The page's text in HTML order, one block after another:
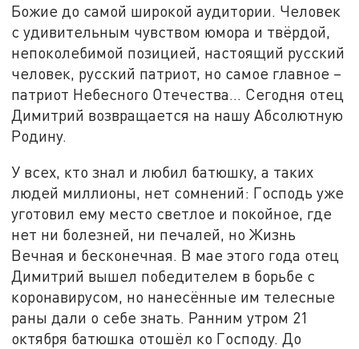
Божие до самой широкой аудитории. Человек
с удивительным чувством юмора и твёрдой,
непоколебимой позицией, настоящий русский
человек, русский патриот, но самое главное –
патриот Небесного Отечества... Сегодня отец
Димитрий возвращается на нашу Абсолютную
Родину.
У всех, кто знал и любил батюшку, а таких
людей миллионы, нет сомнений: Господь уже
уготовил ему место светлое и покойное, где
нет ни болезней, ни печалей, но Жизнь
Вечная и бесконечная. В мае этого года отец
Димитрий вышел победителем в борьбе с
коронавирусом, но нанесённые им телесные
раны дали о себе знать. Ранним утром 21
октября батюшка отошёл ко Господу. До